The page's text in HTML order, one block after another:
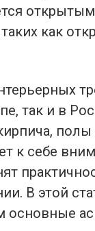
как
так и в
к себе
В этой
основные